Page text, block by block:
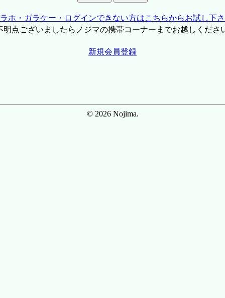
ホ・ガラケー・ログインできない方はこちらからお試し下
点ございましたらノジマの携帯コーナーまでお越しくださ
新規会員登録
© 2026 Nojima.